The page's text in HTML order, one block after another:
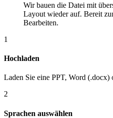
Wir bauen die Datei mit
Layout wieder auf. Bereit
Bearbeiten.
1
Hochladen
Laden Sie eine PPT, Word
2
Sprachen auswählen